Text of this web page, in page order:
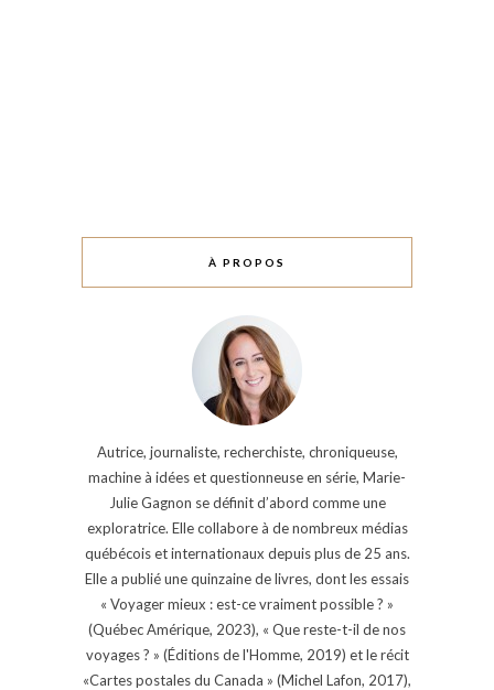
À PROPOS
Autrice, journaliste, recherchiste, chroniqueuse,
machine à idées et questionneuse en série, Marie-
Julie Gagnon se définit d’abord comme une
exploratrice. Elle collabore à de nombreux médias
québécois et internationaux depuis plus de 25 ans.
Elle a publié une quinzaine de livres, dont les essais
« Voyager mieux : est-ce vraiment possible ? »
(Québec Amérique, 2023), « Que reste-t-il de nos
voyages ? » (Éditions de l'Homme, 2019) et le récit
«Cartes postales du Canada » (Michel Lafon, 2017),